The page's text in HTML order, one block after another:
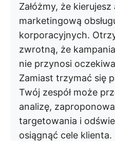
Załóżmy, że kierujesz
marketingową
korporacyjnych.
zwrotną, że
nie przynosi
Zamiast trzymać się
Twój zespół może
analizę,
targetowania i
osiągnąć cele klienta.